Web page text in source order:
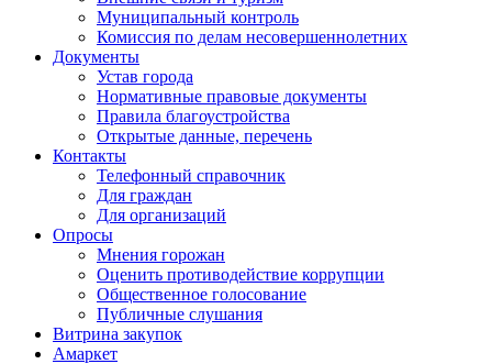
Муниципальный контроль
Комиссия по делам несовершеннолетних
Документы
Устав города
Нормативные правовые документы
Правила благоустройства
Открытые данные, перечень
Контакты
Телефонный справочник
Для граждан
Для организаций
Опросы
Мнения горожан
Оценить противодействие коррупции
Общественное голосование
Публичные слушания
Витрина закупок
Амаркет